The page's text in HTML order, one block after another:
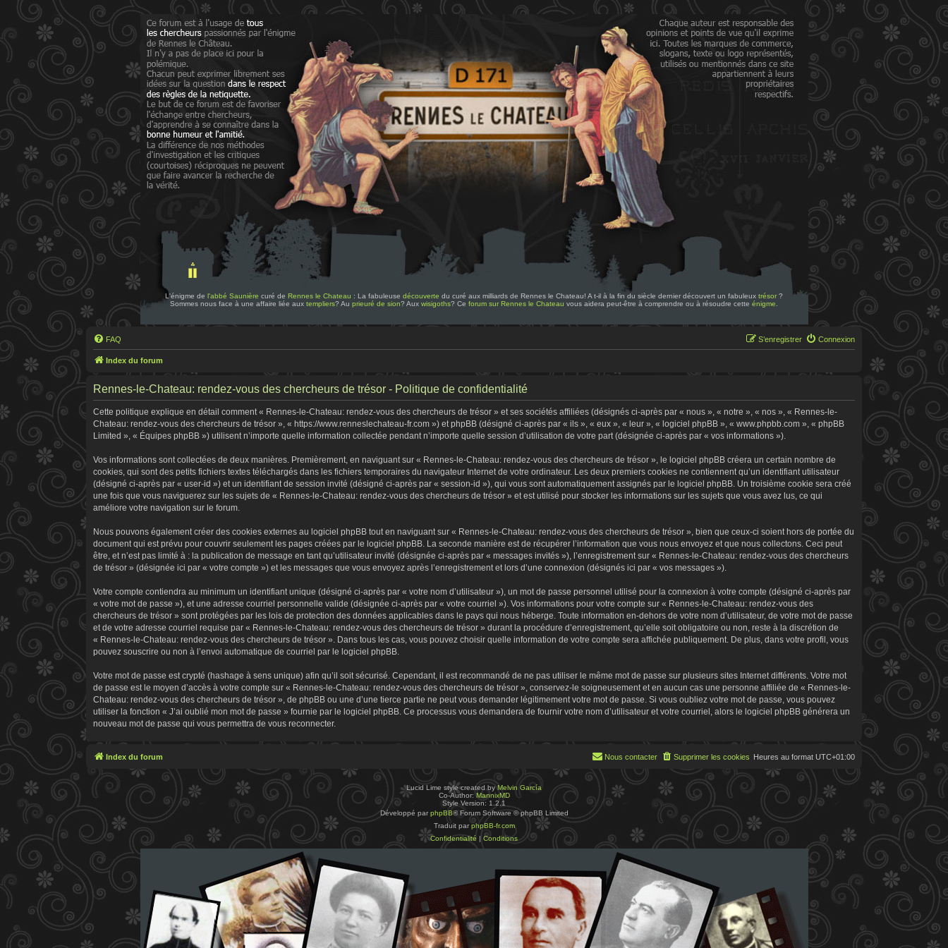
L'énigme de l'abbé Saunière curé de Rennes le Chateau : La fabuleuse découverte du curé aux milliards de Rennes le Chateau! A t-il à la fin du siècle dernier découvert un fabuleux trésor ?
Sommes nous face à une affaire liée aux templiers? Au prieuré de sion? Aux wisigoths? Ce forum sur Rennes le Chateau vous aidera peut-être à comprendre ou à résoudre cette énigme
FAQ Connexion
S’enregistrer
Index du forum
Rennes-le-Chateau: rendez-vous des chercheurs de trésor - Politique de confidentialité
Cette politique explique en détail comment « Rennes-le-Chateau: rendez-vous des chercheurs de trésor » et ses sociétés affiliées (désignés ci-après par « nous », « notre », « nos », « Rennes-le-
Chateau: rendez-vous des chercheurs de trésor », « https://www.renneslechateau-fr.com ») et phpBB (désigné ci-après par « ils », « eux », « leur », « logiciel phpBB », « www.phpbb.com », « phpBB
Limited », « Équipes phpBB ») utilisent n’importe quelle information collectée pendant n’importe quelle session d’utilisation de votre part (désignée ci-après par « vos informations »).
Vos informations sont collectées de deux manières. Premièrement, en naviguant sur « Rennes-le-Chateau: rendez-vous des chercheurs de trésor », le logiciel phpBB créera un certain nombre de
cookies, qui sont des petits fichiers textes téléchargés dans les fichiers temporaires du navigateur Internet de votre ordinateur. Les deux premiers cookies ne contiennent qu’un identifiant utilisateur
(désigné ci-après par « user-id ») et un identifiant de session invité (désigné ci-après par « session-id »), qui vous sont automatiquement assignés par le logiciel phpBB. Un troisième cookie sera créé
une fois que vous naviguerez sur les sujets de « Rennes-le-Chateau: rendez-vous des chercheurs de trésor » et est utilisé pour stocker les informations sur les sujets que vous avez lus, ce qui
améliore votre navigation sur le forum.
Nous pouvons également créer des cookies externes au logiciel phpBB tout en naviguant sur « Rennes-le-Chateau: rendez-vous des chercheurs de trésor », bien que ceux-ci soient hors de portée du
document qui est prévu pour couvrir seulement les pages créées par le logiciel phpBB. La seconde manière est de récupérer l’information que vous nous envoyez et que nous collectons. Ceci peut
être, et n’est pas limité à : la publication de message en tant qu’utilisateur invité (désignée ci-après par « messages invités »), l’enregistrement sur « Rennes-le-Chateau: rendez-vous des chercheurs
de trésor » (désignée ici par « votre compte ») et les messages que vous envoyez après l’enregistrement et lors d’une connexion (désignés ici par « vos messages »).
Votre compte contiendra au minimum un identifiant unique (désigné ci-après par « votre nom d’utilisateur »), un mot de passe personnel utilisé pour la connexion à votre compte (désigné ci-après par
« votre mot de passe »), et une adresse courriel personnelle valide (désignée ci-après par « votre courriel »). Vos informations pour votre compte sur « Rennes-le-Chateau: rendez-vous des
chercheurs de trésor » sont protégées par les lois de protection des données applicables dans le pays qui nous héberge. Toute information en-dehors de votre nom d’utilisateur, de votre mot de passe
et de votre adresse courriel requise par « Rennes-le-Chateau: rendez-vous des chercheurs de trésor » durant la procédure d’enregistrement, qu’elle soit obligatoire ou non, reste à la discrétion de
« Rennes-le-Chateau: rendez-vous des chercheurs de trésor ». Dans tous les cas, vous pouvez choisir quelle information de votre compte sera affichée publiquement. De plus, dans votre profil, vous
pouvez souscrire ou non à l’envoi automatique de courriel par le logiciel phpBB.
Votre mot de passe est crypté (hashage à sens unique) afin qu’il soit sécurisé. Cependant, il est recommandé de ne pas utiliser le même mot de passe sur plusieurs sites Internet différents. Votre mot
de passe est le moyen d’accès à votre compte sur « Rennes-le-Chateau: rendez-vous des chercheurs de trésor », conservez-le soigneusement et en aucun cas une personne affiliée de « Rennes-le-
Chateau: rendez-vous des chercheurs de trésor », de phpBB ou une d’une tierce partie ne peut vous demander légitimement votre mot de passe. Si vous oubliez votre mot de passe, vous pouvez
utiliser la fonction « J’ai oublié mon mot de passe » fournie par le logiciel phpBB. Ce processus vous demandera de fournir votre nom d’utilisateur et votre courriel, alors le logiciel phpBB générera un
nouveau mot de passe qui vous permettra de vous reconnecter.
Index du forum Heures au format UTC+01:00
Supprimer les cookies
Nous contacter
Lucid Lime style created byMelvin García
Co-Author: MannixMD
Style Version: 1.2.1
Développé par phpBB® Forum Software © phpBB Limited
Traduit par phpBB-fr.com
Confidentialité | Conditions